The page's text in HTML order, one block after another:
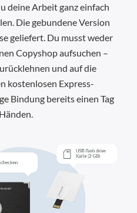
deine Arbeit ganz einfach
Die gebundene Version
geliefert. Du musst weder
Copyshop aufsuchen –
und auf die
kostenlosen Express-
Bindung bereits einen Tag